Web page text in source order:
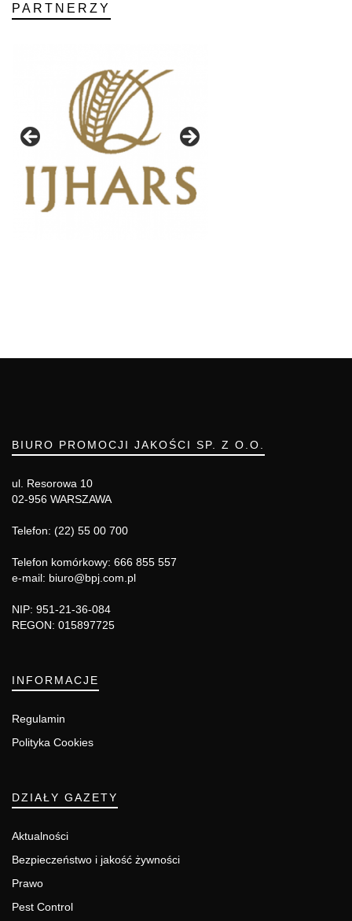
PARTNERZY
BIURO PROMOCJI JAKOŚCI SP. Z O.O.
ul. Resorowa 10
02-956 WARSZAWA
Telefon: (22) 55 00 700
Telefon komórkowy: 666 855 557
e-mail: biuro@bpj.com.pl
NIP: 951-21-36-084
REGON: 015897725
INFORMACJE
Regulamin
Polityka Cookies
DZIAŁY GAZETY
Aktualności
Bezpieczeństwo i jakość żywności
Prawo
Pest Control